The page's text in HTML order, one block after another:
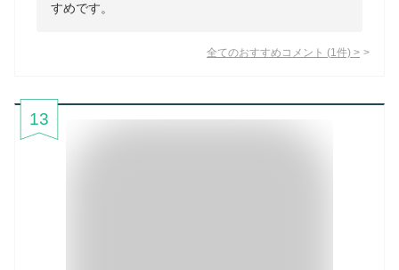
すめです。
全てのおすすめコメント (1 件) >
13